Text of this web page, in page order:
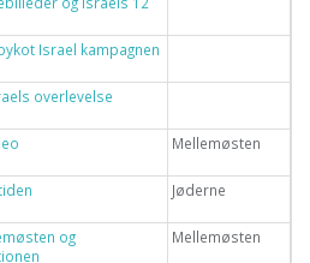
Israel kampagnen
overlevelse
Mellemøsten
Jøderne
og
Mellemøsten